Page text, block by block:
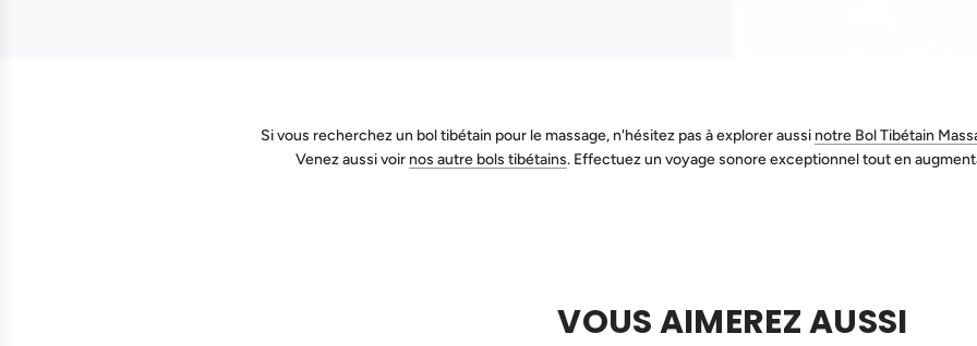
Si vous recherchez un bol tibétain pour le massage, n'hésitez pas à explorer aussi notre Bol Tibétain
Venez aussi voir nos autre bols tibétains. Effectuez un voyage sonore exceptionnel tout en
VOUS AIMEREZ AUSSI